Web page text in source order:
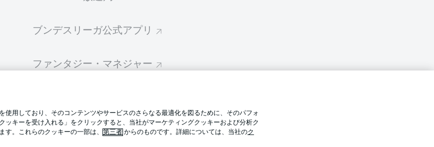
ブンデスリーガ公式アプリ
ファンタジー・マネジャー
Display Mode
BUNDESLIGA APP
利用条件
求人
用しており、そのコンテンツやサービスのさらなる最適化を図るために、そのパフォ
キーを受け入れる」をクリックすると、当社がマーケティングクッキーおよび分析ク
す。これらのクッキーの一部は、 第三者 からのものです。詳細については、当社のク